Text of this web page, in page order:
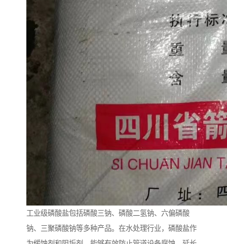
工业级磷酸盐包括磷酸三钠、磷酸二氢钠、六偏磷酸
钠、三聚磷酸钠等多种产品。在水处理行业，磷酸盐作